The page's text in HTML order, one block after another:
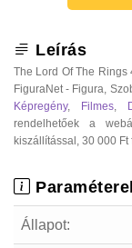
Leírás
The Lord Of The Rings
FiguraNet - Figura,
Képregény, Filmes
rendelhetőek a
kiszállítással, 30 000 Ft
Állapot: